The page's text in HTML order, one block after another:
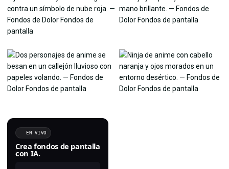
EN VIVO
Crea fondos de pantalla
con IA.